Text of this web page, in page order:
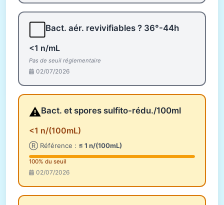
Bact. aér. revivifiables ? 36°-44h
<1 n/mL
Pas de seuil réglementaire
02/07/2026
⚠️Bact. et spores sulfito-rédu./100ml
<1 n/(100mL)
Ⓡ Référence : ≤ 1 n/(100mL)
100% du seuil
02/07/2026